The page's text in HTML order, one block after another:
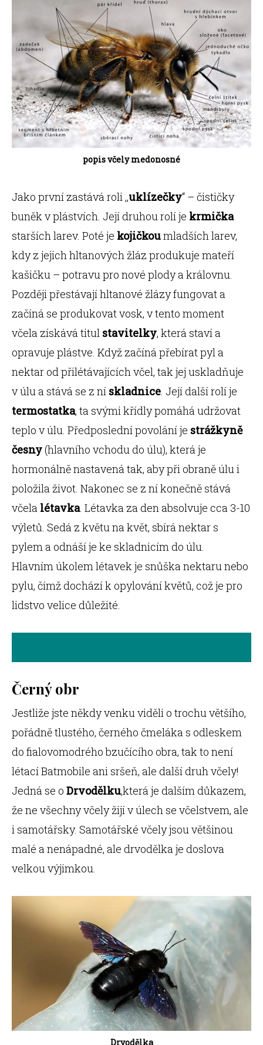
popis včely medonosné
Jako první zastává roli ,,uklízečky“ – čističky
buněk v plástvích. Její druhou rolí je krmička
starších larev. Poté je kojičkoumladších larev,
kdy z jejich hltanových žláz produkuje mateří
kašičku – potravu pro nové plody a královnu.
Později přestávají hltanové žlázy fungovat a
začíná se produkovat vosk, v tento moment
včela získává titul stavitelky, která staví a
opravuje plástve. Když začíná přebírat pyl a
nektar od přilétávajících včel, tak jej uskladňuje
v úlu a stává se z ní skladnice. Její další rolí je
termostatka, ta svými křídly pomáhá udržovat
teplo v úlu. Předposlední povolání je strážkyně
česny(hlavního vchodu do úlu), která je
hormonálně nastavená tak, aby při obraně úlu i
položila život. Nakonec se z ní konečně stává
včela létavka. Létavka za den absolvuje cca 3-10
výletů. Sedá z květu na květ, sbírá nektar s
pylem a odnáší je ke skladnicím do úlu.
Hlavním úkolem létavek je snůška nektaru nebo
pylu, čímž dochází k opylování květů, což je pro
lidstvo velice důležité.
Černý obr
Jestliže jste někdy venku viděli o trochu většího,
pořádně tlustého, černého čmeláka s odleskem
do fialovomodrého bzučícího obra, tak to není
létací Batmobile ani sršeň, ale další druh včely!
Jedná se o Drvodělku,která je dalším důkazem,
že ne všechny včely žijí v úlech se včelstvem, ale
i samotářsky. Samotářské včely jsou většinou
malé a nenápadné, ale drvodělka je doslova
velkou výjimkou.
Drvodělka